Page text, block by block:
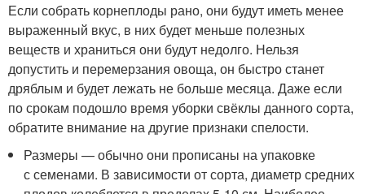
Если собрать корнеплоды рано, они будут иметь менее
выраженный вкус, в них будет меньше полезных
веществ и храниться они будут недолго. Нельзя
допустить и перемерзания овоща, он быстро станет
дряблым и будет лежать не больше месяца. Даже если
по срокам подошло время уборки свёклы данного сорта,
обратите внимание на другие признаки спелости.
Размеры — обычно они прописаны на упаковке
с семенами. В зависимости от сорта, диаметр средних